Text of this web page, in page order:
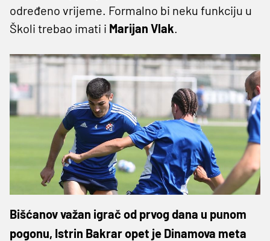
određeno vrijeme. Formalno bi neku funkciju u
Školi trebao imati i Marijan Vlak.
Bišćanov važan igrač od prvog dana u punom
pogonu, Istrin Bakrar opet je Dinamova meta